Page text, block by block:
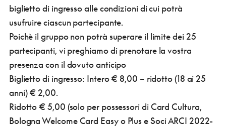
biglietto di ingresso alle condizioni di cui potrà
usufruire ciascun partecipante.
Poichè il gruppo non potrà superare il limite dei 25
partecipanti, vi preghiamo di prenotare la vostra
presenza con il dovuto anticipo
Biglietto di ingresso: Intero € 8,00 – ridotto (18 ai 25
anni) € 2,00.
Ridotto € 5,00 (solo per possessori di Card Cultura,
Bologna Welcome Card Easy o Plus e Soci ARCI 2022-